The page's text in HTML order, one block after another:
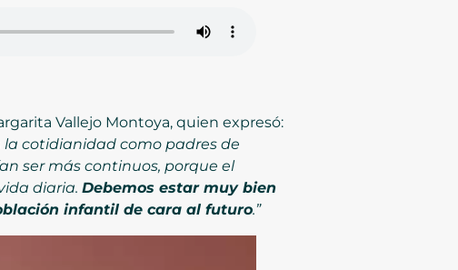
Vallejo Montoya, quien expresó:
la cotidianidad como padres de
ser más continuos, porque el
diaria. Debemos estar muy bien
infantil de cara al futuro.”